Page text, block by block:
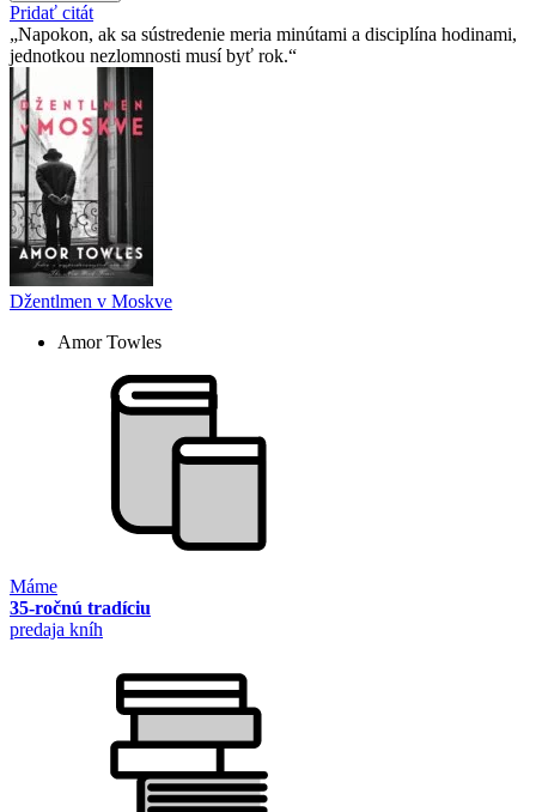
Pridať citát
Napokon, ak sa sústredenie meria minútami a disciplína hodinami,
jednotkou nezlomnosti musí byť rok.
Džentlmen v Moskve
Amor Towles
Máme
35-ročnú tradíciu
predaja kníh